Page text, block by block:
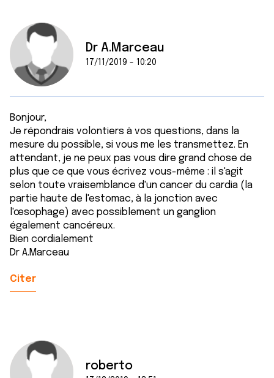
Dr A.Marceau
17/11/2019 - 10:20
Bonjour,
Je répondrais volontiers à vos questions, dans la
mesure du possible, si vous me les transmettez. En
attendant, je ne peux pas vous dire grand chose de
plus que ce que vous écrivez vous-même : il s'agit
selon toute vraisemblance d'un cancer du cardia (la
partie haute de l'estomac, à la jonction avec
l'œsophage) avec possiblement un ganglion
également cancéreux.
Bien cordialement
Dr A.Marceau
Citer
roberto